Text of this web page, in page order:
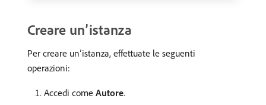
Creare un’istanza
Per creare un’istanza, effettuate le seguenti
operazioni:
Accedi come Autore.